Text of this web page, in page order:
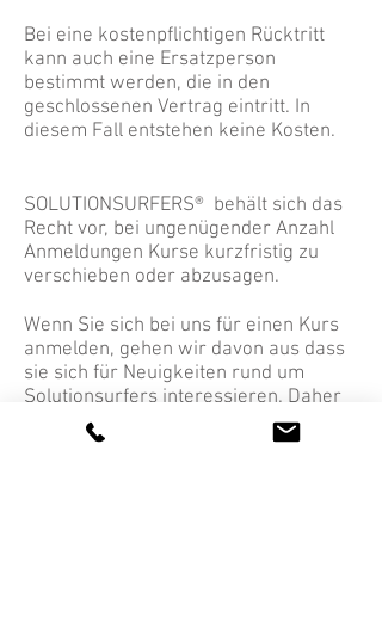
Bei eine kostenpflichtigen Rücktritt
kann auch eine Ersatzperson
bestimmt werden, die in den
geschlossenen Vertrag eintritt. In
diesem Fall entstehen keine Kosten.
SOLUTIONSURFERS® behält sich das
Recht vor, bei ungenügender Anzahl
Anmeldungen Kurse kurzfristig zu
verschieben oder abzusagen.
Wenn Sie sich bei uns für einen Kurs
anmelden, gehen wir davon aus dass
sie sich für Neuigkeiten rund um
Solutionsurfers interessieren. Daher
fügen wir Sie automatisch dem
Newsletter hinzu. Sie könne sich